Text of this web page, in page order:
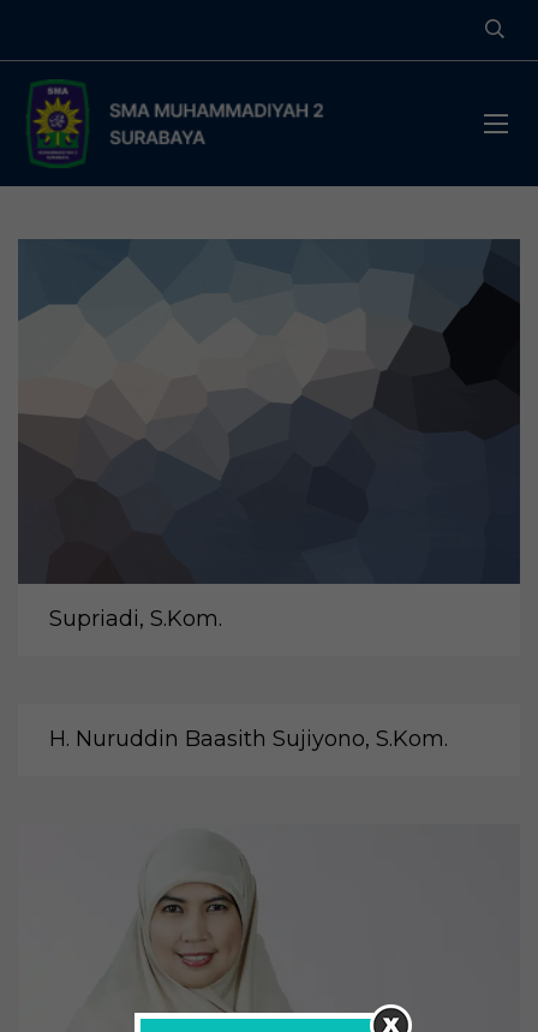
Supriadi, S.Kom.
H. Nuruddin Baasith Sujiyono, S.Kom.